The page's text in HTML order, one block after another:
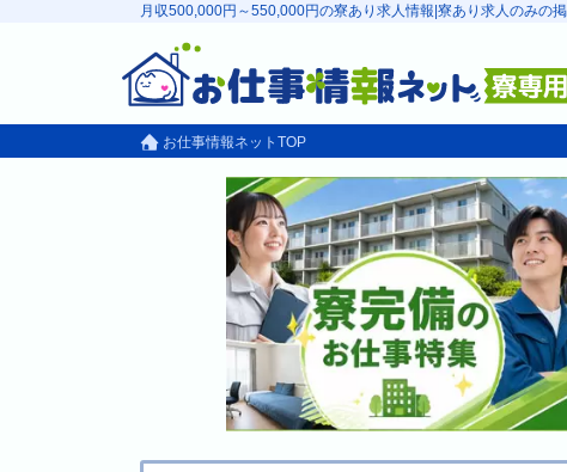
月収500,000円～550,000円の寮あり求人情報|寮あり求人のみの
お仕事情報ネットTOP